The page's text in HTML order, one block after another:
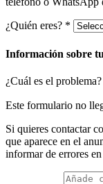
¿Quién eres? *
Información sobre
¿Cuál es el
Este formulario no
Si quieres contactar
que aparece en el
informar de errores